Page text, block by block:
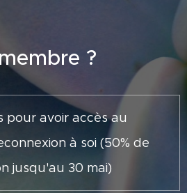
?
pour avoir accès au
à soi (50% de
jusqu'au 30 mai)